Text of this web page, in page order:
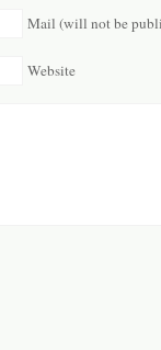
Mail (will not be
Website